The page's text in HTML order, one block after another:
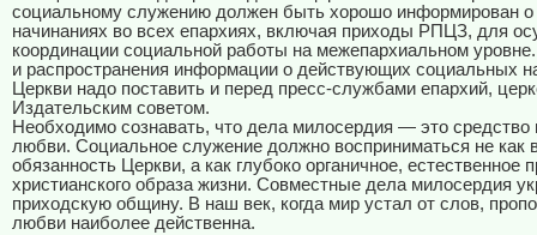
социальному служению должен быть хорошо информирован
начинаниях во всех епархиях, включая приходы РПЦЗ, для
координации социальной работы на межепархиальном
и распространения информации о действующих социальных
Церкви надо поставить и перед пресс-службами епархий,
Издательским советом.
Необходимо сознавать, что дела милосердия — это средство
любви. Социальное служение должно восприниматься не как
обязанность Церкви, а как глубоко органичное, естественное
христианского образа жизни. Совместные дела милосердия
приходскую общину. В наш век, когда мир устал от слов,
любви наиболее действенна.